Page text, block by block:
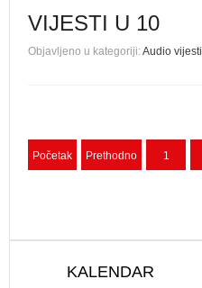
VIJESTI U 10
Objavljeno u kategoriji:Audio vijesti
Početak Prethodno 1
KALENDAR